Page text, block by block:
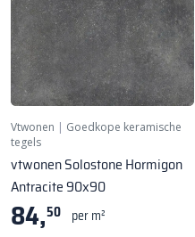
Vtwonen | Goedkope keramische
tegels
vtwonen Solostone Hormigon
Antracite 90x90
84,50 per m²